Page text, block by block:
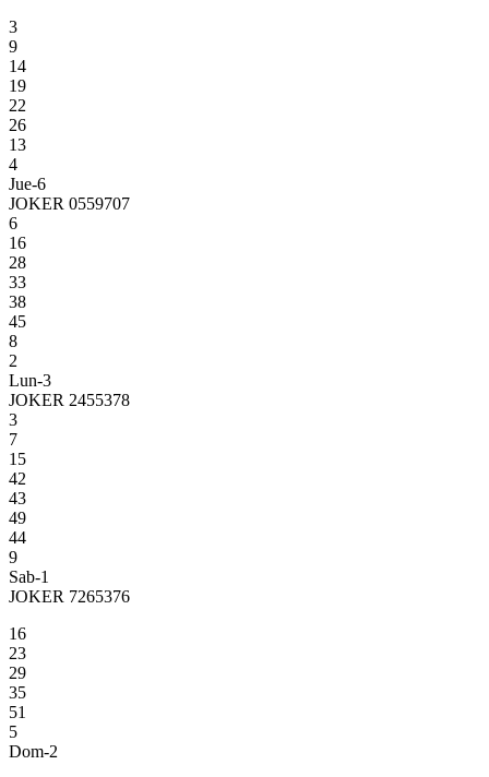
3
9
14
19
22
26
13
4
Jue-6
JOKER 0559707
6
16
28
33
38
45
8
2
Lun-3
JOKER 2455378
3
7
15
42
43
49
44
9
Sab-1
JOKER 7265376
16
23
29
35
51
5
Dom-2